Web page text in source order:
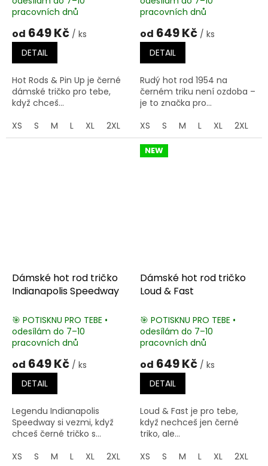
pracovních dnů
od 649 Kč / ks
DETAIL
Hot Rods & Pin Up je černé
dámské tričko pro tebe,
když chceš...
XS
S M L XL 2XL 3XL
pracovních dnů
od 649 Kč / ks
DETAIL
Rudý hot rod 1954 na
černém triku není ozdoba –
je to značka pro...
XS
S M L XL 2XL
Dámské hot rod tričko
Indianapolis Speedway
🎯 POTISKNU PRO TEBE •
odesílám do 7–10
pracovních dnů
od 649 Kč / ks
DETAIL
Legendu Indianapolis
Speedway si vezmi, když
chceš černé tričko s...
XS
S M L XL 2XL 3XL
NEW
Dámské hot rod tričko
Loud & Fast
🎯 POTISKNU PRO TEBE •
odesílám do 7–10
pracovních dnů
od 649 Kč / ks
DETAIL
Loud & Fast je pro tebe,
když nechceš jen černé
triko, ale...
XS
S M L XL 2XL